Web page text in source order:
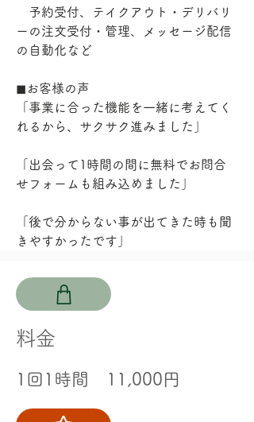
予約受付、テイクアウト・デリバリ
ーの注文受付・管理、メッセージ配信
の自動化など
◼︎お客様の声
「事業に合った機能を一緒に考えてく
れるから、サクサク進みました」
「出会って1時間の間に無料でお問合
せフォームも組み込めました」
「後で分からない事が出てきた時も聞
きやすかったです」
​料金
1回1時間 11,000円